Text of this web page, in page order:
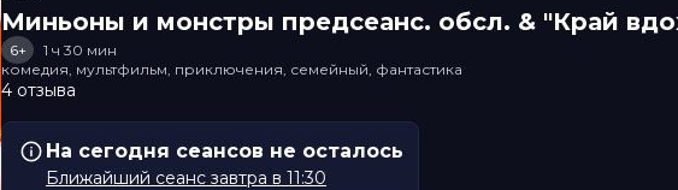
Миньоны и монстры прeдсeанc. обсл. & "Край
6+
1 ч 30 мин
комедия, мультфильм, приключения, семейный, фантастика
4 отзыва
На сегодня сеансов не осталось
Ближайший сеанс завтра в 11:30